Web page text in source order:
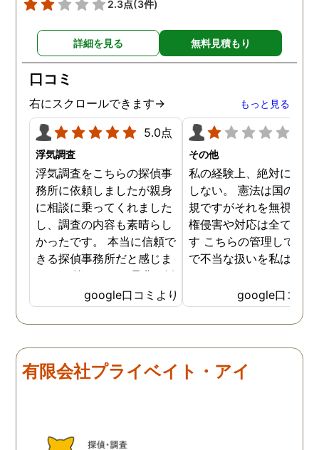
いう安心感が あり、次に進
む力を与えてくれたと思い
ます。 本当にありがとうご
ざいました。
2.3点(3件)
詳細を見る 無料見積もり
口コミ
右にスクロールできます→ もっと見る
5.0点
浮気調査
浮気調査をこちらの探偵事
務所に依頼しましたが親身
に相談に乗ってくれました
し、調査の内容も素晴らし
かったです。 本当に信頼で
きる探偵事務所だと感じま
した。 皆さんにも是非お勧
めしたいと思います。
google口コミより
その他
私の経験上、絶対にお勧
しない。 憲法は国の最
規ですがそれを無視した
権侵害や対応は全て違法
す こちらの管理してい
で不当な扱いを私は受け
google口コミ
有限会社プライベイト・アイ